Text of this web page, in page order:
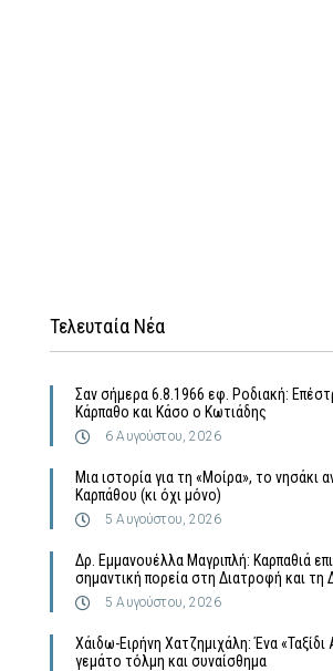
Τελευταία Νέα
Σαν σήμερα 6.8.1966 εφ. Ροδιακή:
Κάρπαθο και Κάσο ο Κωτιάδης
6 Αυγούστου, 2026
Μια ιστορία για τη «Μοίρα», το νησάκι
Καρπάθου (κι όχι μόνο)
5 Αυγούστου, 2026
Δρ. Εμμανουέλλα Μαγριπλή: Καρπαθιά
σημαντική πορεία στη Διατροφή και τη
5 Αυγούστου, 2026
Χάιδω-Ειρήνη Χατζημιχάλη: Ένα
γεμάτο τόλμη και συναίσθημα